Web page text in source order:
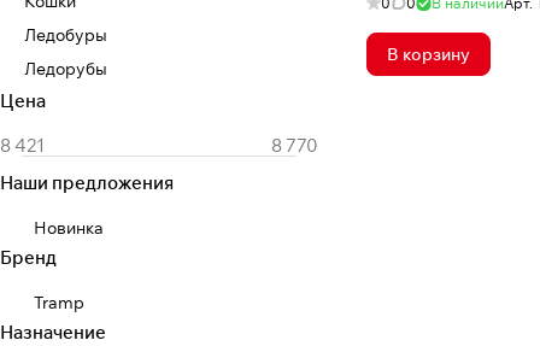
В корзину
Ледобуры
Ледорубы
Цена
Наши предложения
Новинка
Бренд
Tramp
Назначение